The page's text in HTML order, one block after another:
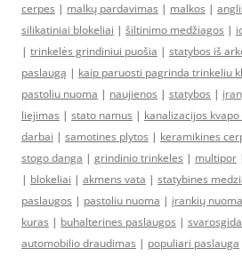
cerpes | malkų pardavimas | malkos |
silikatiniai blokeliai | šiltinimo medžiagos |
| trinkelės grindiniui puošia | statybos iš
paslaugą | kaip paruosti pagrinda trinkeliu
pastoliu nuoma | naujienos | statybos |
liejimas | stato namus | kanalizacijos
darbai | samotines plytos | keramikines
stogo danga | grindinio trinkeles | multipor
| blokeliai | akmens vata | statybines
paslaugos | pastoliu nuoma | įrankių nuoma
kuras | buhalterines paslaugos |
automobilio draudimas | populiari paslauga